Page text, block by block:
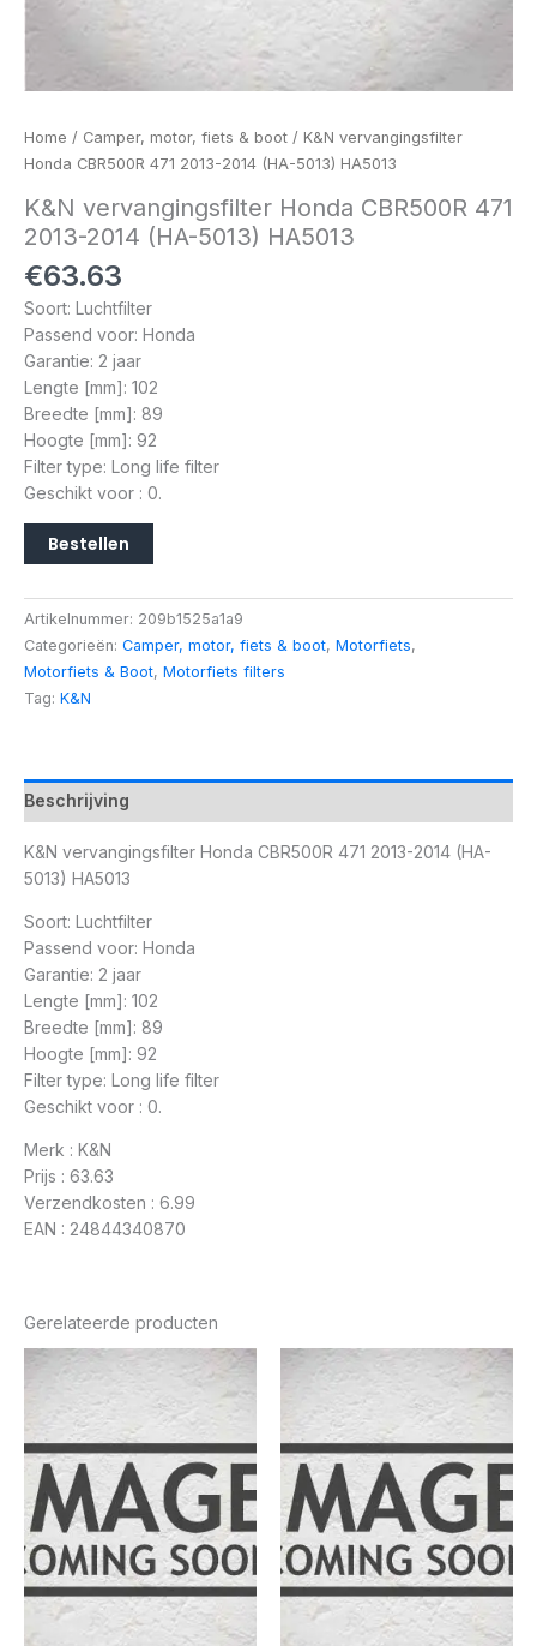
Home / Camper, motor, fiets & boot / K&N vervangingsfilter
Honda CBR500R 471 2013-2014 (HA-5013) HA5013
K&N vervangingsfilter Honda CBR500R 471
2013-2014 (HA-5013) HA5013
€63.63
Soort: Luchtfilter
Passend voor: Honda
Garantie: 2 jaar
Lengte [mm]: 102
Breedte [mm]: 89
Hoogte [mm]: 92
Filter type: Long life filter
Geschikt voor : 0.
Bestellen
Artikelnummer: 209b1525a1a9
Categorieën: Camper, motor, fiets & boot, Motorfiets,
Motorfiets & Boot, Motorfiets filters
Tag: K&N
Beschrijving
K&N vervangingsfilter Honda CBR500R 471 2013-2014 (HA-
5013) HA5013
Soort: Luchtfilter
Passend voor: Honda
Garantie: 2 jaar
Lengte [mm]: 102
Breedte [mm]: 89
Hoogte [mm]: 92
Filter type: Long life filter
Geschikt voor : 0.
Merk : K&N
Prijs : 63.63
Verzendkosten : 6.99
EAN : 24844340870
Gerelateerde producten